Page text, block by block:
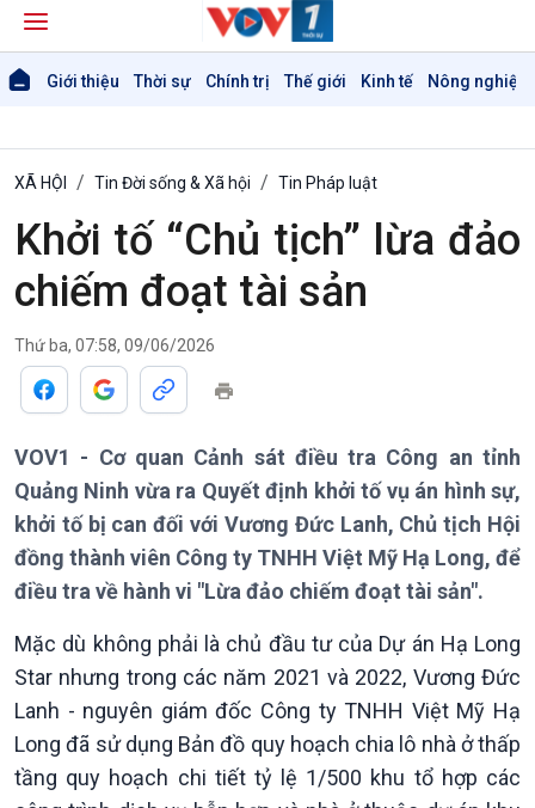
Giới thiệu Thời sự Chính trị Thế giới Kinh tế Nông nghiệp
Giới thiệu
Thời sự 12h
Thời sự 18h
Thời sự 21h30
Bản tin
Chuyên mục
XÃ HỘI Tin Đời sống & Xã hội Tin Pháp luật
Khởi tố “Chủ tịch” lừa đảo
chiếm đoạt tài sản
Thứ ba, 07:58, 09/06/2026
VOV1 - Cơ quan Cảnh sát điều tra Công an tỉnh
Quảng Ninh vừa ra Quyết định khởi tố vụ án hình sự,
khởi tố bị can đối với Vương Đức Lanh, Chủ tịch Hội
đồng thành viên Công ty TNHH Việt Mỹ Hạ Long, để
điều tra về hành vi "Lừa đảo chiếm đoạt tài sản".
Mặc dù không phải là chủ đầu tư của Dự án Hạ Long
Star nhưng trong các năm 2021 và 2022, Vương Đức
Lanh - nguyên giám đốc Công ty TNHH Việt Mỹ Hạ
Long đã sử dụng Bản đồ quy hoạch chia lô nhà ở thấp
tầng quy hoạch chi tiết tỷ lệ 1/500 khu tổ hợp các